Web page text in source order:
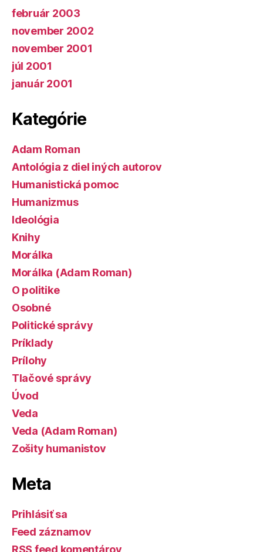
február 2003
november 2002
november 2001
júl 2001
január 2001
Kategórie
Adam Roman
Antológia z diel iných autorov
Humanistická pomoc
Humanizmus
Ideológia
Knihy
Morálka
Morálka (Adam Roman)
O politike
Osobné
Politické správy
Príklady
Prílohy
Tlačové správy
Úvod
Veda
Veda (Adam Roman)
Zošity humanistov
Meta
Prihlásiť sa
Feed záznamov
RSS feed komentárov